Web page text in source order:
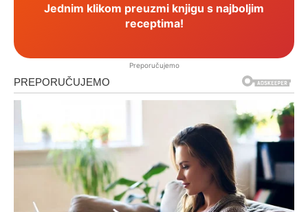
Jednim klikom preuzmi knjigu s najboljim
receptima!
Preporučujemo